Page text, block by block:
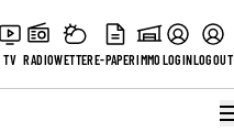
TV RADIOWETTERE-PAPERIMMOLOGINLOGOUT